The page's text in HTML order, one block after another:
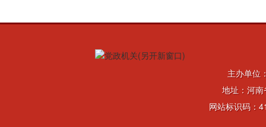
主办单位
地址：河
网站标识码